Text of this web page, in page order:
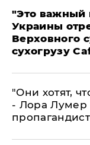
"Это важный
Украины
Верховного
сухогрузу
"Они хотят,
- Лора Лумер